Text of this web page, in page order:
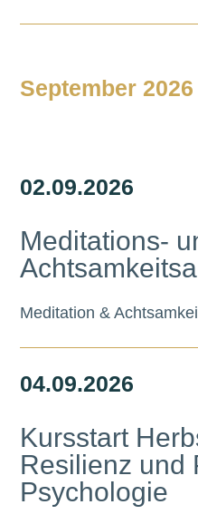
September 2026
02.09.2026
Meditations-
Meditation &
04.09.2026
Kursstart
Resilienz und
Psychologie